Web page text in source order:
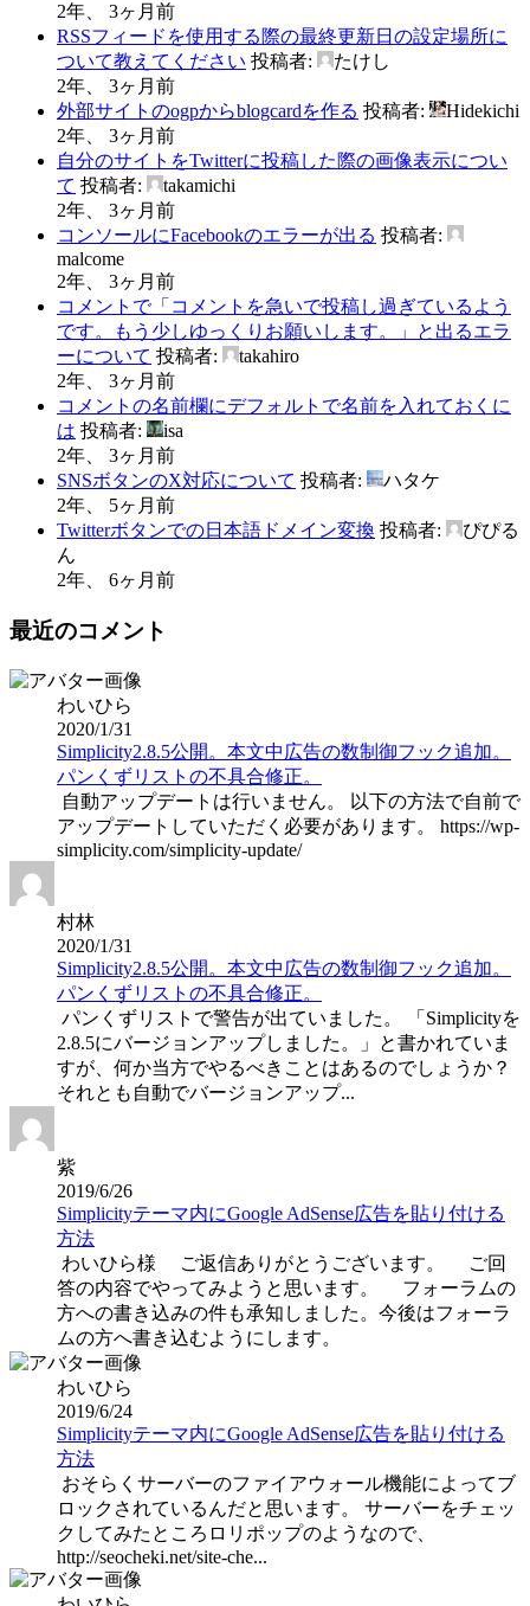
2年、 3ヶ月前
RSSフィードを使用する際の最終更新日の設定場所に
ついて教えてください 投稿者:
たけし
2年、 3ヶ月前
外部サイトのogpからblogcardを作る 投稿者:
Hidekichi
2年、 3ヶ月前
自分のサイトをTwitterに投稿した際の画像表示につい
て 投稿者:
takamichi
2年、 3ヶ月前
コンソールにFacebookのエラーが出る 投稿者:
malcome
2年、 3ヶ月前
コメントで「コメントを急いで投稿し過ぎているよう
です。もう少しゆっくりお願いします。」と出るエラ
ーについて 投稿者:
takahiro
2年、 3ヶ月前
コメントの名前欄にデフォルトで名前を入れておくに
は 投稿者:
isa
2年、 3ヶ月前
SNSボタンのX対応について 投稿者:
ハタケ
2年、 5ヶ月前
Twitterボタンでの日本語ドメイン変換 投稿者:
ぴぴる
ん
2年、 6ヶ月前
最近のコメント
わいひら
2020/1/31
Simplicity2.8.5公開。本文中広告の数制御フック追加。
パンくずリストの不具合修正。
自動アップデートは行いません。 以下の方法で自前で
アップデートしていただく必要があります。 https://wp-
simplicity.com/simplicity-update/
村林
2020/1/31
Simplicity2.8.5公開。本文中広告の数制御フック追加。
パンくずリストの不具合修正。
パンくずリストで警告が出ていました。 「Simplicityを
2.8.5にバージョンアップしました。」と書かれていま
すが、何か当方でやるべきことはあるのでしょうか？
それとも自動でバージョンアップ...
紫
2019/6/26
Simplicityテーマ内にGoogle AdSense広告を貼り付ける
方法
わいひら様 ご返信ありがとうございます。 ご回
答の内容でやってみようと思います。 フォーラムの
方への書き込みの件も承知しました。今後はフォーラ
ムの方へ書き込むようにします。
わいひら
2019/6/24
Simplicityテーマ内にGoogle AdSense広告を貼り付ける
方法
おそらくサーバーのファイアウォール機能によってブ
ロックされているんだと思います。 サーバーをチェッ
クしてみたところロリポップのようなので、
http://seocheki.net/site-che...